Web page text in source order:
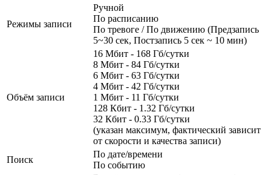
Режимы записи
Ручной
По расписанию
По тревоге / По движению (Предзапись
5~30 сек, Постзапись 5 сек ~ 10 мин)
Объём записи
16 Мбит - 168 Гб/сутки
8 Мбит - 84 Гб/сутки
6 Мбит - 63 Гб/сутки
4 Мбит - 42 Гб/сутки
1 Мбит - 11 Гб/сутки
128 Кбит - 1.32 Гб/сутки
32 Кбит - 0.33 Гб/сутки
(указан максимум, фактический зависит
от скорости и качества записи)
Поиск
По дате/времени
По событию